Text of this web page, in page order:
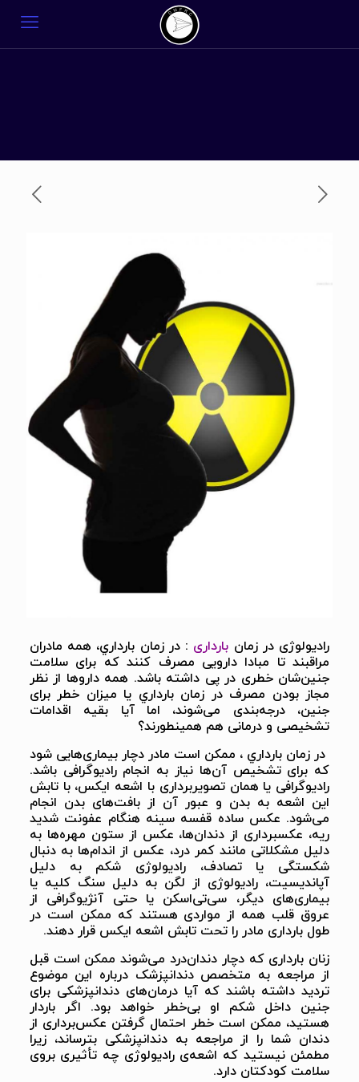
رادیولوژی در زمان بارداری : در زمان بارداري، همه مادران
مراقبند تا مبادا دارویی مصرف كنند که برای سلامت
جنین‌شان خطری در پی داشته باشد. همه دارو‌ها از نظر
مجاز بودن مصرف در زمان بارداري یا میزان خطر برای
جنین، درجه‌بندی می‌شوند، اما آیا بقیه اقدامات
تشخیصی و درمانی هم همینطورند؟
در زمان بارداري ، ممکن است مادر دچار بیماری‌هایی شود
که برای تشخیص آن‌ها نیاز به انجام رادیوگرافی باشد.
رادیوگرافی یا‌‌ همان تصویربرداری با اشعه ایکس، با تابش
این اشعه به بدن و عبور آن از بافت‌های بدن انجام
می‌شود. عکس ساده قفسه سینه هنگام عفونت شدید
ریه، عکسبرداری از دندان‌ها، عکس از ستون مهر‌ه‌ها به
دليل مشکلاتی مانند کمر درد، عکس از اندام‌ها به دنبال
شکستگی یا تصادف، رادیولوژی شکم به دليل
آپاندیسیت، رادیولوژی از لگن به دليل سنگ کلیه یا
بیماری‌های دیگر، سی‌تی‌اسکن یا حتی آنژیوگرافی از
عروق قلب همه از مواردی هستند که ممکن است در
طول بارداری مادر را تحت تابش اشعه ایکس قرار دهند.
زنان بارداری که دچار دندان‌درد می‌شوند ممکن است قبل
از مراجعه به متخصص دندانپزشک درباره این موضوع
تردید داشته باشند که آیا درمان‌های دندانپزشکی برای
جنین داخل شکم او بی‌خطر خواهد بود. اگر باردار
هستید، ممکن است خطر احتمال گرفتن عکس‌برداری از
دندان شما را از مراجعه به دندانپزشکی بترساند، زیرا
مطمئن نیستید که اشعه‌ی رادیولوژی چه تأثیری بروی
سلامت کودکتان دارد.